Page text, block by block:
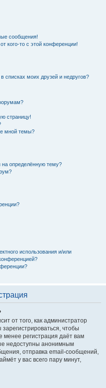
сообщения!
кого-то с этой конференции!
списках моих друзей и недругов?
страницу!
мной темы?
на определённую тему?
использования и/или
от того, как администратор
чтобы
регистрация даёт вам
недоступны анонимным
отправка email-сообщений,
у вас всего пару минут,